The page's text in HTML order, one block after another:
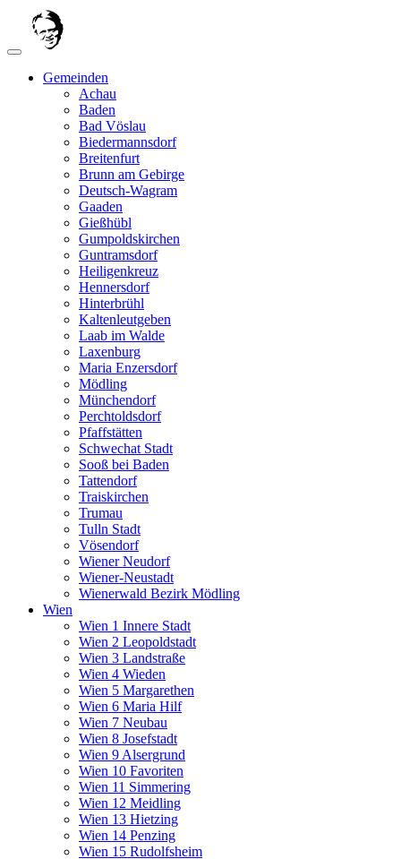
Gemeinden
Achau
Baden
Bad Vöslau
Biedermannsdorf
Breitenfurt
Brunn am Gebirge
Deutsch-Wagram
Gaaden
Gießhübl
Gumpoldskirchen
Guntramsdorf
Heiligenkreuz
Hennersdorf
Hinterbrühl
Kaltenleutgeben
Laab im Walde
Laxenburg
Maria Enzersdorf
Mödling
Münchendorf
Perchtoldsdorf
Pfaffstätten
Schwechat Stadt
Sooß bei Baden
Tattendorf
Traiskirchen
Trumau
Tulln Stadt
Vösendorf
Wiener Neudorf
Wiener-Neustadt
Wienerwald Bezirk Mödling
Wien
Wien 1 Innere Stadt
Wien 2 Leopoldstadt
Wien 3 Landstraße
Wien 4 Wieden
Wien 5 Margarethen
Wien 6 Maria Hilf
Wien 7 Neubau
Wien 8 Josefstadt
Wien 9 Alsergrund
Wien 10 Favoriten
Wien 11 Simmering
Wien 12 Meidling
Wien 13 Hietzing
Wien 14 Penzing
Wien 15 Rudolfsheim